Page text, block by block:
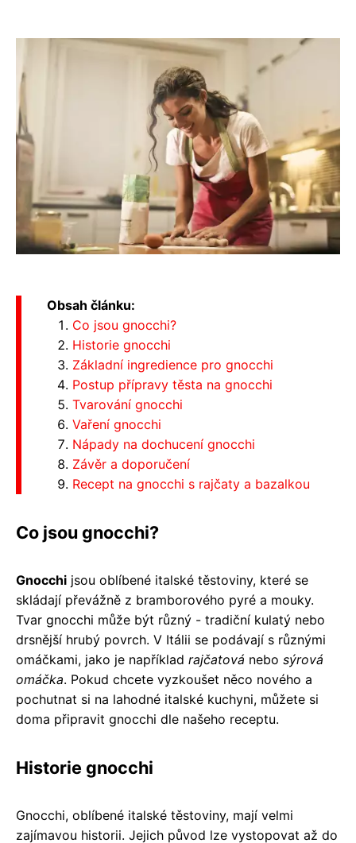
Obsah článku:
Co jsou gnocchi?
Historie gnocchi
Základní ingredience pro gnocchi
Postup přípravy těsta na gnocchi
Tvarování gnocchi
Vaření gnocchi
Nápady na dochucení gnocchi
Závěr a doporučení
Recept na gnocchi s rajčaty a bazalkou
Co jsou gnocchi?
Gnocchi jsou oblíbené italské těstoviny, které se
skládají převážně z bramborového pyré a mouky.
Tvar gnocchi může být různý - tradiční kulatý nebo
drsnější hrubý povrch. V Itálii se podávají s různými
omáčkami, jako je například rajčatová nebo sýrová
omáčka. Pokud chcete vyzkoušet něco nového a
pochutnat si na lahodné italské kuchyni, můžete si
doma připravit gnocchi dle našeho receptu.
Historie gnocchi
Gnocchi, oblíbené italské těstoviny, mají velmi
zajímavou historii. Jejich původ lze vystopovat až do